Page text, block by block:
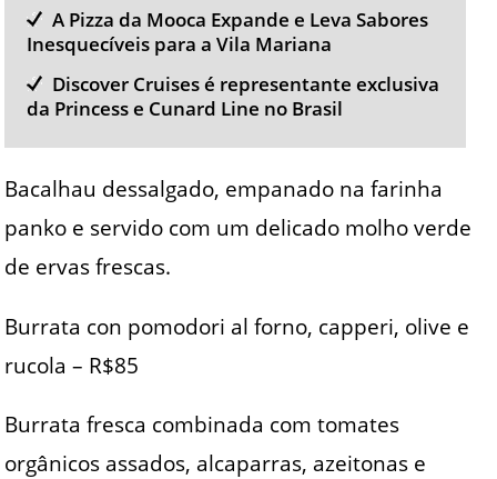
A Pizza da Mooca Expande e Leva Sabores
Inesquecíveis para a Vila Mariana
Discover Cruises é representante exclusiva
da Princess e Cunard Line no Brasil
Bacalhau dessalgado, empanado na farinha
panko e servido com um delicado molho verde
de ervas frescas.
Burrata con pomodori al forno, capperi, olive e
rucola – R$85
Burrata fresca combinada com tomates
orgânicos assados, alcaparras, azeitonas e